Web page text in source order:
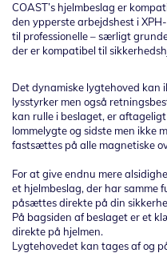
COAST’s hjelmbeslag er
den ypperste arbejdshest i
til professionelle – særligt
der er kompatibel til
Det dynamiske lygtehoved kan
lysstyrker men også
kan rulle i beslaget, er
lommelygte og sidste men ikke
fastsættes på alle magnetiske
For at give endnu mere
et hjelmbeslag, der har samme
påsættes direkte på din
På bagsiden af beslaget er et
direkte på hjelmen.
Lygtehovedet kan tages af og